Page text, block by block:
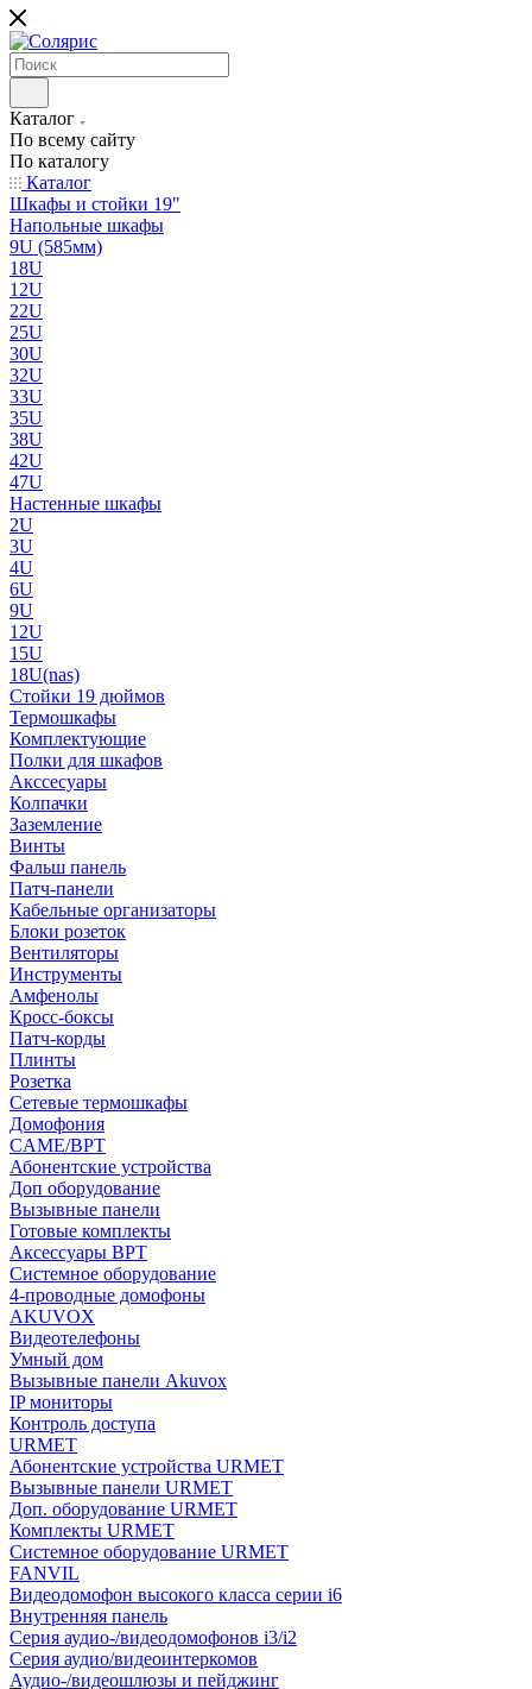
Каталог
По всему сайту
По каталогу
Каталог
Шкафы и стойки 19"
Напольные шкафы
9U (585мм)
18U
12U
22U
25U
30U
32U
33U
35U
38U
42U
47U
Настенные шкафы
2U
3U
4U
6U
9U
12U
15U
18U(nas)
Стойки 19 дюймов
Термошкафы
Комплектующие
Полки для шкафов
Акссесуары
Колпачки
Заземление
Винты
Фальш панель
Патч-панели
Кабельные организаторы
Блоки розеток
Вентиляторы
Инструменты
Амфенолы
Кросс-боксы
Патч-корды
Плинты
Розетка
Сетевые термошкафы
Домофония
CAME/BPT
Абонентские устройства
Доп оборудование
Вызывные панели
Готовые комплекты
Аксессуары BPT
Системное оборудование
4-проводные домофоны
AKUVOX
Видеотелефоны
Умный дом
Вызывные панели Akuvox
IP мониторы
Контроль доступа
URMET
Абонентские устройства URMET
Вызывные панели URMET
Доп. оборудование URMET
Комплекты URMET
Системное оборудование URMET
FANVIL
Видеодомофон высокого класса серии i6
Внутренняя панель
Серия аудио-/видеодомофонов i3/i2
Серия аудио/видеоинтеркомов
Аудио-/видеошлюзы и пейджинг